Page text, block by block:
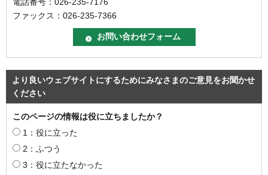
ファックス：026-235-7366
より良いウェブサイトにするためにみなさまのご意見をお聞かせ
ください
このページの情報は役に立ちましたか？
1：役に立った
2：ふつう
3：役に立たなかった